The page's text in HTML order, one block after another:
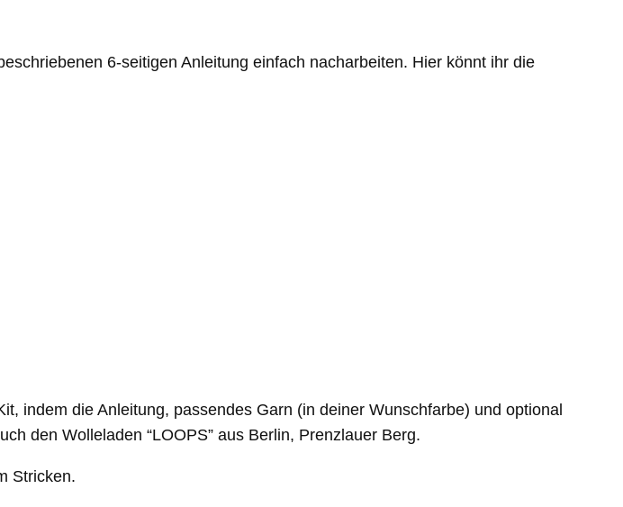
6-seitigen Anleitung einfach nacharbeiten. Hier könnt ihr die
indem die Anleitung, passendes Garn (in deiner Wunschfarbe) und optional
den Wolleladen “LOOPS” aus Berlin, Prenzlauer Berg.
Stricken.